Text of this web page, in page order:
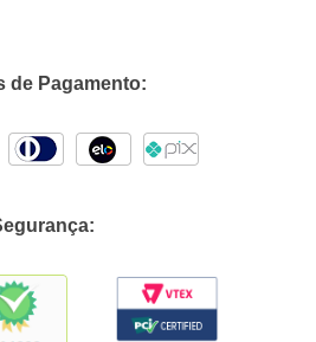
de Pagamento: